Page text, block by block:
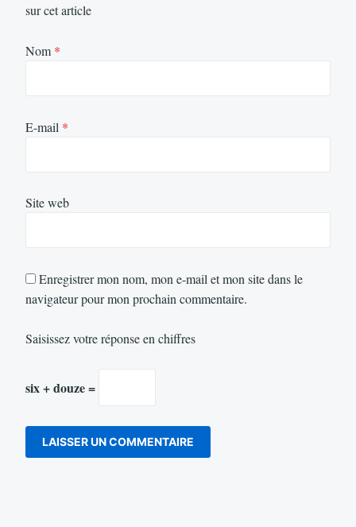
sur cet article
Nom *
E-mail *
Site web
Enregistrer mon nom, mon e-mail et mon site dans le
navigateur pour mon prochain commentaire.
Saisissez votre réponse en chiffres
six + douze =